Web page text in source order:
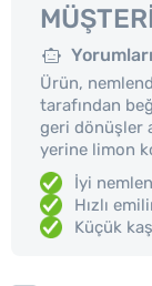
Ürün,
tarafından
geri dönüşler
yerine limon
İyi
Hızlı
Küçük